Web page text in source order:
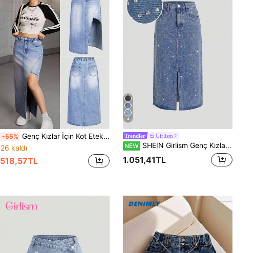
-55% Genç Kızlar İçin Kot Etekler - Asimetrik Etek Ucu Eskitilmiş Yıkanmış Vintage Mavi Günlük Kot Etek, Minimalist Stil, Şehirli Kız, Y2K Akademik Şıklığı, Sokak Giyimi, Sevimli Retro, Düğmeli Bel, Rahat Pamuklu Kot, Günlük, Okul, Toplantı ve Sonbahar İçin Çok Yönlü Yeni Gelen
26 kaldı
518,57TL
4
Trendler Girlism
NEW SHEIN Girlism Genç Kızlar İçin Parlak Taşlı Mavi Denim Etek
1.051,41TL